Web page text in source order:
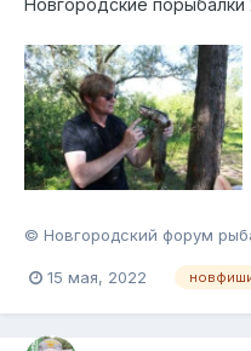
© Новгородский форум
15 мая, 2022